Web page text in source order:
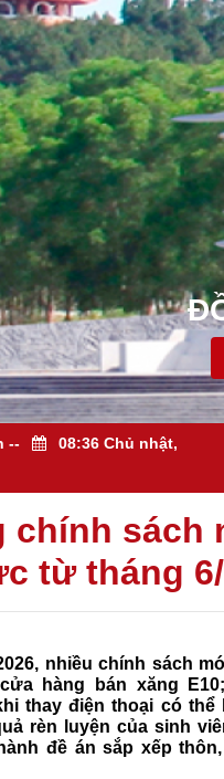
--
08:36 Chủ nhật,
chính sách
từ tháng
nhiều chính sách
hàng bán xăng
thay điện thoại có
rèn luyện của sinh
đề án sắp xếp